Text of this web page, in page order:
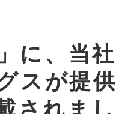
に、当社
スが提供